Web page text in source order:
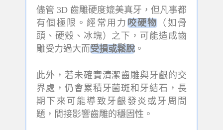
儘管 3D 齒雕硬度媲美真牙，但凡事都
有個極限。經常用力 咬硬物 （如骨
頭、硬殼、冰塊）之下，可能造成齒
雕受力過大而受損或鬆脫 。
此外，若未確實清潔齒雕與牙齦的交
界處，仍會累積牙菌斑和牙結石，長
期下來可能導致牙齦發炎或牙周問
題，間接影響齒雕的穩固性。